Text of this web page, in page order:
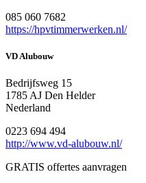
085 060 7682
https://hpvtimmerwerken.nl/
VD Alubouw
Bedrijfsweg 15
1785 AJ Den Helder
Nederland
0223 694 494
http://www.vd-alubouw.nl/
GRATIS offertes aanvragen